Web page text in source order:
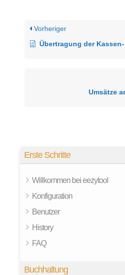
Erste Schritte
Willkommen bei eezytool
Konfiguration
Benutzer
History
FAQ
Buchhaltung
Vorheriger
Übertragung der Kassen- und
Umsätze